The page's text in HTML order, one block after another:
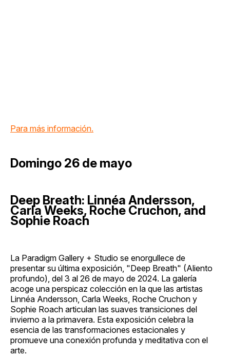
Para más información.
Domingo 26 de mayo
Deep Breath: Linnéa Andersson,
Carla Weeks, Roche Cruchon, and
Sophie Roach
La Paradigm Gallery + Studio se enorgullece de
presentar su última exposición, "Deep Breath" (Aliento
profundo), del 3 al 26 de mayo de 2024. La galería
acoge una perspicaz colección en la que las artistas
Linnéa Andersson, Carla Weeks, Roche Cruchon y
Sophie Roach articulan las suaves transiciones del
invierno a la primavera. Esta exposición celebra la
esencia de las transformaciones estacionales y
promueve una conexión profunda y meditativa con el
arte.